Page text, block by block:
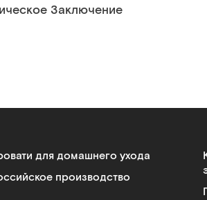
Заключение
для домашнего ухода
производство